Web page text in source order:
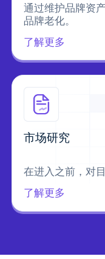
通过维护品牌资
品牌老化。
了解更多
市场研究
在进入之前，对
了解更多